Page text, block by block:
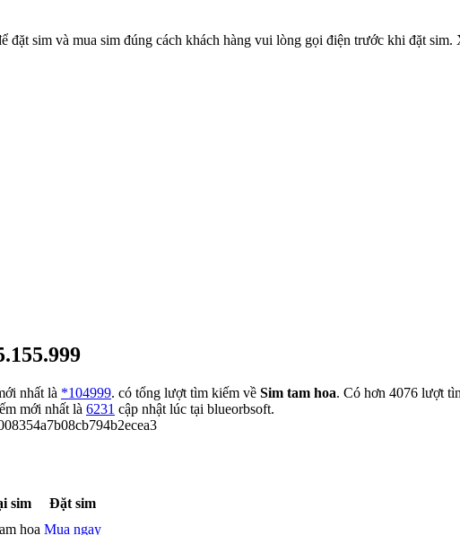
đặt sim và mua sim đúng cách khách hàng vui lòng gọi điện trước khi đặt sim.
nhất là *104999. có tổng lượt tìm kiếm về Sim tam hoa. Có hơn 4076 lượt
mới nhất là 6231 cập nhật lúc tại blueorbsoft.
sim
Đặt sim
hoa Mua ngay